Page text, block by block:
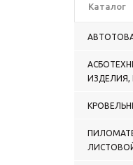
Каталог
ИЗДЕЛИЯ,